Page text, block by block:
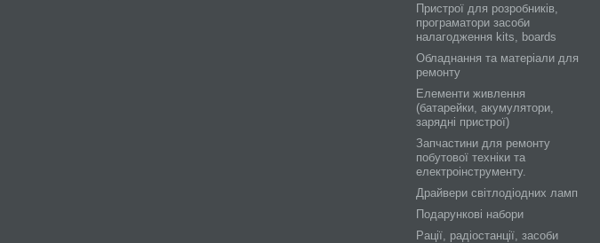
Пристрої для розробників,
програматори засоби
налагодження kits, boards
Обладнання та матеріали для
ремонту
Елементи живлення
(батарейки, акумулятори,
зарядні пристрої)
Запчастини для ремонту
побутової техніки та
електроінструменту.
Драйвери світлодіодних ламп
Подарункові набори
Рації, радіостанції, засоби